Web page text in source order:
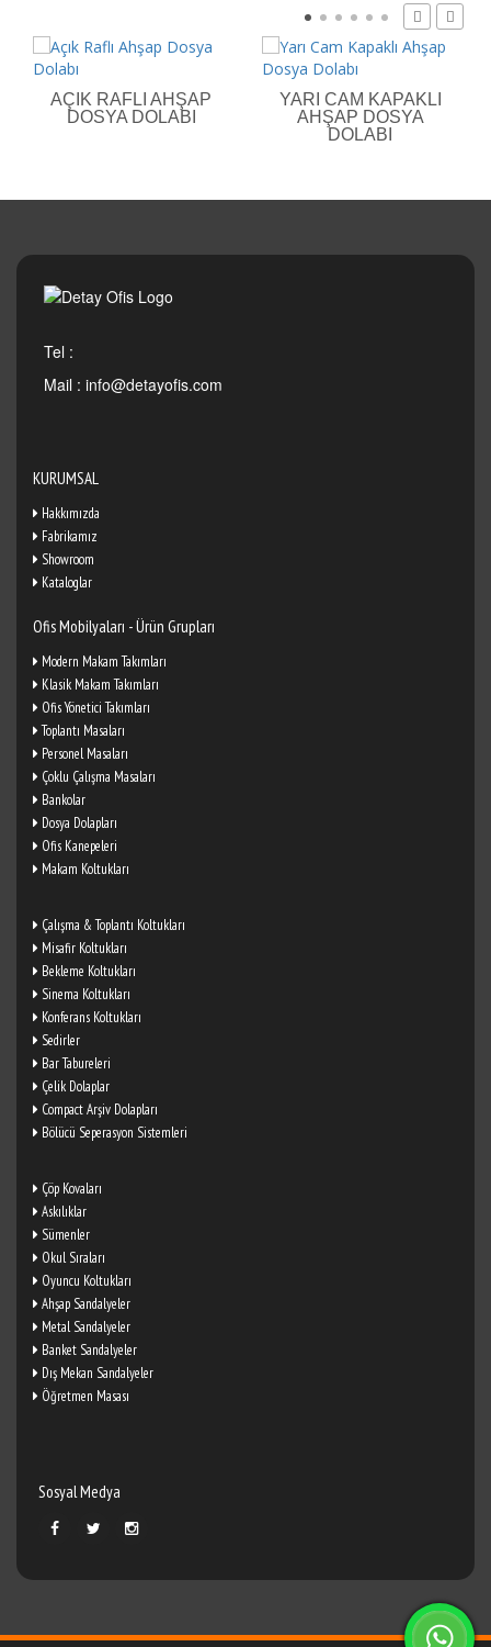
AÇIK RAFLI AHŞAP
DOSYA DOLABI
YARI CAM KAPAKLI
AHŞAP DOSYA
DOLABI
Tel :
Mail : info@detayofis.com
KURUMSAL
Hakkımızda
Fabrikamız
Showroom
Kataloglar
Ofis Mobilyaları - Ürün Grupları
Modern Makam Takımları
Klasik Makam Takımları
Ofis Yönetici Takımları
Toplantı Masaları
Personel Masaları
Çoklu Çalışma Masaları
Bankolar
Dosya Dolapları
Ofis Kanepeleri
Makam Koltukları
Çalışma & Toplantı Koltukları
Misafir Koltukları
Bekleme Koltukları
Sinema Koltukları
Konferans Koltukları
Sedirler
Bar Tabureleri
Çelik Dolaplar
Compact Arşiv Dolapları
Bölücü Seperasyon Sistemleri
Çöp Kovaları
Askılıklar
Sümenler
Okul Sıraları
Oyuncu Koltukları
Ahşap Sandalyeler
Metal Sandalyeler
Banket Sandalyeler
Dış Mekan Sandalyeler
Öğretmen Masası
Sosyal Medya